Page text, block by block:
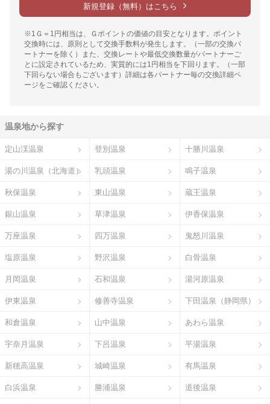
新規登録（無料）はこちら
※1Ｇ＝1円相当は、Ｇポイントの価値の目安となります。ポイント
交換時には、原則として交換手数料が発生します。（一部の交換パ
ートナーを除く）また、交換レートや最低交換数量がパートナーご
とに設定されているため、実質的には1円相当を下回ります。（一部
下回らない場合もございます）詳細は各パートナー毎の交換詳細ペ
ージをご確認ください。
温泉地から探す
定山渓温泉 登別温泉 十勝川温泉
湯の川温泉（北海道） 乳頭温泉 鳴子温泉
秋保温泉 東山温泉 蔵王温泉
銀山温泉 草津温泉 伊香保温泉
万座温泉 四万温泉 鬼怒川温泉
塩原温泉 野沢温泉 白骨温泉
月岡温泉 石和温泉 湯河原温泉
伊東温泉 修善寺温泉 下田温泉（静岡県）
和倉温泉 山中温泉 あわら温泉
宇奈月温泉 下呂温泉 平湯温泉
新穂高温泉 城崎温泉 有馬温泉
白浜温泉 勝浦温泉 道後温泉